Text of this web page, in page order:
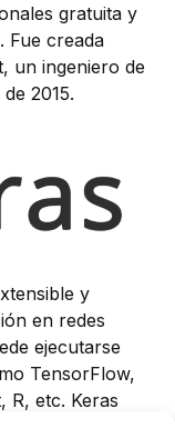
gratuita y
Fue creada
un ingeniero de
2015.
y
en redes
ejecutarse
TensorFlow,
R, etc. Keras